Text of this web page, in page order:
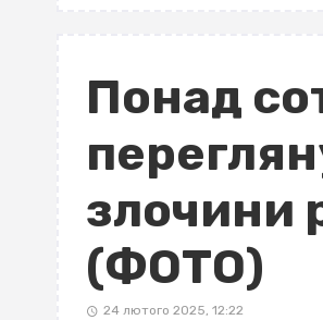
Понад
злочини
(ФОТО)
24 лютого 2025, 12:22